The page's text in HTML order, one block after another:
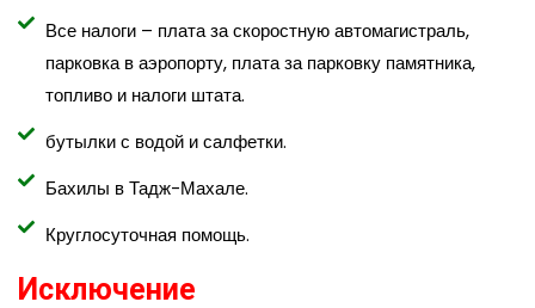
Все налоги – плата за скоростную автомагистраль,
парковка в аэропорту, плата за парковку памятника,
топливо и налоги штата.
бутылки с водой и салфетки.
Бахилы в Тадж-Махале.
Круглосуточная помощь.
Исключение